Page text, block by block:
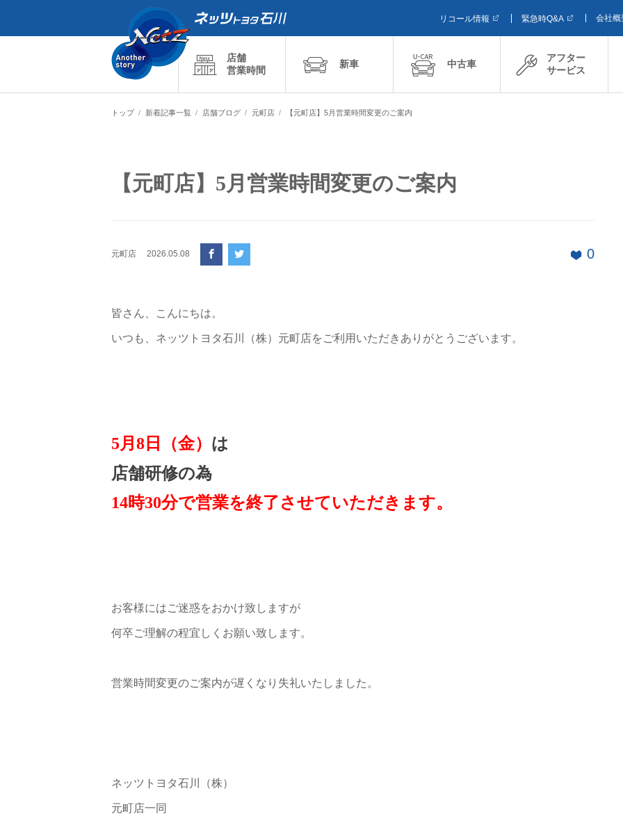
リコール情報 緊急時Q&A 会社概
店舗
営業時間
新車 中古車
アフター
サービス
トップ 新着記事一覧 店舗ブログ 元町店 【元町店】5月営業時間変更のご案内
【元町店】5月営業時間変更のご案内
元町店 2026.05.08 0
皆さん、こんにちは。
いつも、ネッツトヨタ石川（株）元町店をご利用いただきありがとうございます。
5月8日（金） は
店舗研修の為
14時30分で営業を終了させていただきます。
お客様にはご迷惑をおかけ致しますが
何卒ご理解の程宜しくお願い致します。
営業時間変更のご案内が遅くなり失礼いたしました。
ネッツトヨタ石川（株）
元町店一同